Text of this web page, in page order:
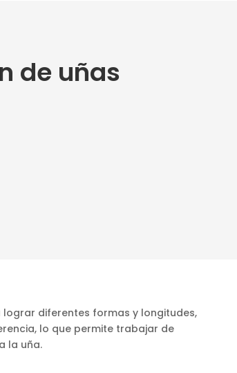
de uñas
diferentes formas y longitudes,
lo que permite trabajar de
la uña.